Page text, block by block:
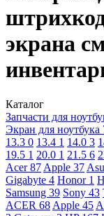
экрана
Каталог
Запчасти для
Экран для ноутбука
13.3 0 13.4 1 14.0 3
19.5 1 20.0 1 21.5 6
Acer87 Apple 37
Gigabyte 4 Honor 1
Samsung 39 Sony 43
ACER 68 Apple 45